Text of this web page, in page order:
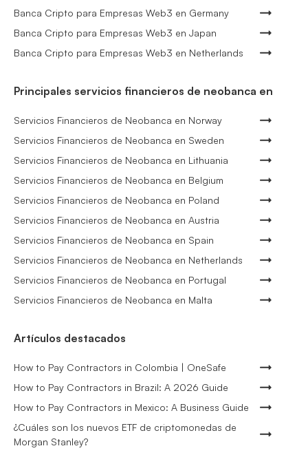
Banca Cripto para Empresas Web3 en Germany
Banca Cripto para Empresas Web3 en Japan
Banca Cripto para Empresas Web3 en Netherlands
Principales servicios financieros de neobanca en
Servicios Financieros de Neobanca en Norway
Servicios Financieros de Neobanca en Sweden
Servicios Financieros de Neobanca en Lithuania
Servicios Financieros de Neobanca en Belgium
Servicios Financieros de Neobanca en Poland
Servicios Financieros de Neobanca en Austria
Servicios Financieros de Neobanca en Spain
Servicios Financieros de Neobanca en Netherlands
Servicios Financieros de Neobanca en Portugal
Servicios Financieros de Neobanca en Malta
Artículos destacados
How to Pay Contractors in Colombia | OneSafe
How to Pay Contractors in Brazil: A 2026 Guide
How to Pay Contractors in Mexico: A Business Guide
¿Cuáles son los nuevos ETF de criptomonedas de
Morgan Stanley?